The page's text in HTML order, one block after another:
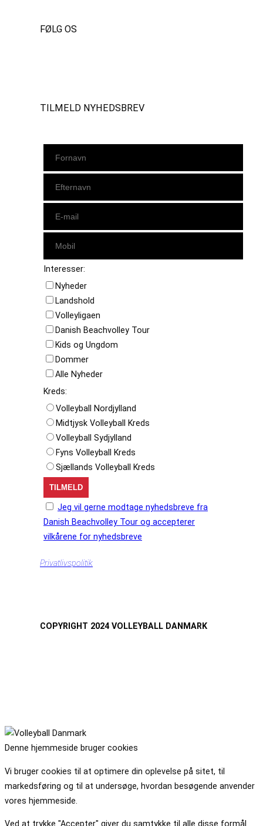
FØLG OS
TILMELD NYHEDSBREV
Interesser:
Nyheder
Landshold
Volleyligaen
Danish Beachvolley Tour
Kids og Ungdom
Dommer
Alle Nyheder
Kreds:
Volleyball Nordjylland
Midtjysk Volleyball Kreds
Volleyball Sydjylland
Fyns Volleyball Kreds
Sjællands Volleyball Kreds
Jeg vil gerne modtage nyhedsbreve fra
Danish Beachvolley Tour og accepterer
vilkårene for nyhedsbreve
Privatlivspolitik
COPYRIGHT 2024 VOLLEYBALL DANMARK
Denne hjemmeside bruger cookies
Vi bruger cookies til at optimere din oplevelse på sitet, til
markedsføring og til at undersøge, hvordan besøgende anvender
vores hjemmeside.
Ved at trykke "Accepter" giver du samtykke til alle disse formål.